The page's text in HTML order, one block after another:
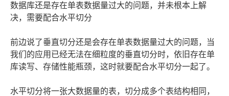
数据库还是存在单表数据量过大的问题，并未根本上解
决，需要配合水平切分
前边说了垂直切分还是会存在单表数据量过大的问题，当
我们的应用已经无法在细粒度的垂直切分时，依旧存在单
库读写、存储性能瓶颈，这时就要配合水平切分一起了。
水平切分将一张大数据量的表，切分成多个表结构相同，